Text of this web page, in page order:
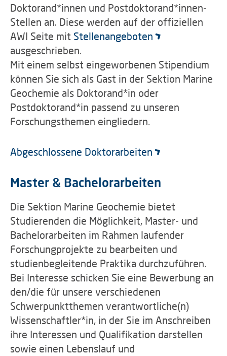
Doktorand*innen und Postdoktorand*innen-
Stellen an. Diese werden auf der offiziellen
AWI Seite mit Stellenangeboten
ausgeschrieben.
Mit einem selbst eingeworbenen Stipendium
können Sie sich als Gast in der Sektion Marine
Geochemie als Doktorand*in oder
Postdoktorand*in passend zu unseren
Forschungsthemen eingliedern.
Abgeschlossene Doktorarbeiten
Master & Bachelorarbeiten
Die Sektion Marine Geochemie bietet
Studierenden die Möglichkeit, Master- und
Bachelorarbeiten im Rahmen laufender
Forschungprojekte zu bearbeiten und
studienbegleitende Praktika durchzuführen.
Bei Interesse schicken Sie eine Bewerbung an
den/die für unsere verschiedenen
Schwerpunktthemen verantwortliche(n)
Wissenschaftler*in, in der Sie im Anschreiben
ihre Interessen und Qualifikation darstellen
sowie einen Lebenslauf und